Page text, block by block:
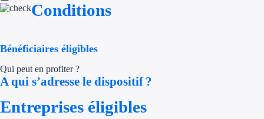
Conditions
Bénéficiaires éligibles
Qui peut en profiter ?
A qui s’adresse le dispositif ?
Entreprises éligibles